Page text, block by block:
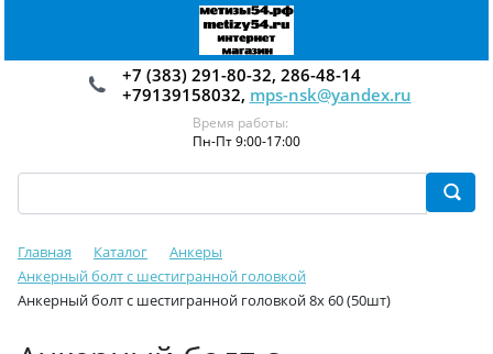
+7 (383) 291-80-32, 286-48-14
+79139158032, mps-nsk@yandex.ru
Время работы:
Пн-Пт 9:00-17:00
Главная Каталог
Анкеры
Анкерный болт с шестигранной головкой
Анкерный болт с шестигранной головкой 8х 60 (50шт)